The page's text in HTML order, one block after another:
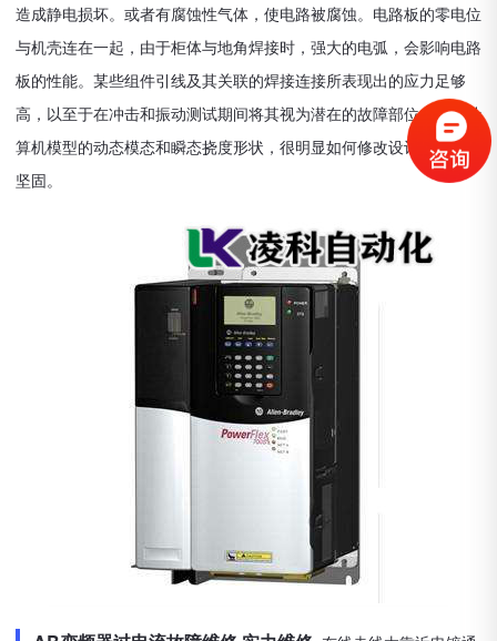
造成静电损坏。或者有腐蚀性气体，使电路被腐蚀。电路板的零电位
与机壳连在一起，由于柜体与地角焊接时，强大的电弧，会影响电路
板的性能。某些组件引线及其关联的焊接连接所表现出的应力足够
高，以至于在冲击和振动测试期间将其视为潜在的故障部位。基于计
算机模型的动态模态和瞬态挠度形状，很明显如何修改设计以使其更
坚固。